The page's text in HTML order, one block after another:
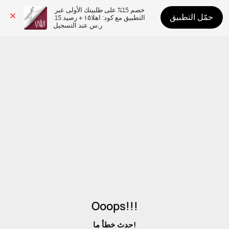
ر.س عند التسجيل
حمّل التطبيق
Ooops!!!
حدث خطأ ما!